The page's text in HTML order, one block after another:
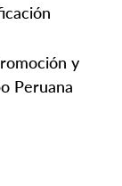
y
Peruana